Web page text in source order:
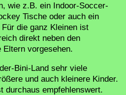
wie z.B. ein Indoor-Soccer-
Tische oder auch ein
die ganz Kleinen ist
direkt neben den
vorgesehen.
Bini-Land sehr viele
und auch kleinere Kinder.
durchaus empfehlenswert.